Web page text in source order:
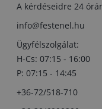
A kérdéseidre 24
info@festenel.hu
Ügyfélszolgálat:
H-Cs: 07:15 - 16:00
P: 07:15 - 14:45
+36-72/518-710